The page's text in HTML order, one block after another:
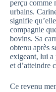
perçu comme
urbains.
signifie
compagnie
bovins. Sa
obtenu après
exigeant, lui a
et d’atteindre
Ce revenu